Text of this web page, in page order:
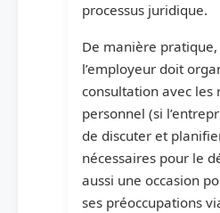
processus juridique.
De manière
l’employeur doit
consultation avec les
personnel (si
de discuter et
nécessaires pour le
aussi une occasion
ses préoccupations